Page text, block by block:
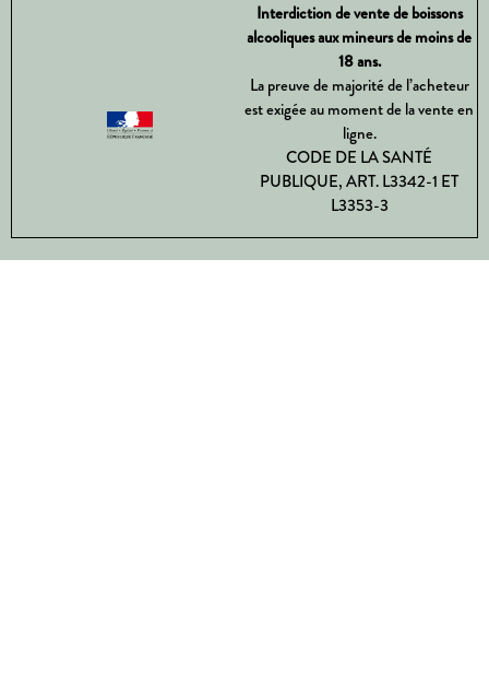
Interdiction de vente de boissons
alcooliques aux mineurs de moins de
18 ans.
La preuve de majorité de l’acheteur
est exigée au moment de la vente en
ligne.
CODE DE LA SANTÉ
PUBLIQUE, ART. L3342-1 ET
L3353-3